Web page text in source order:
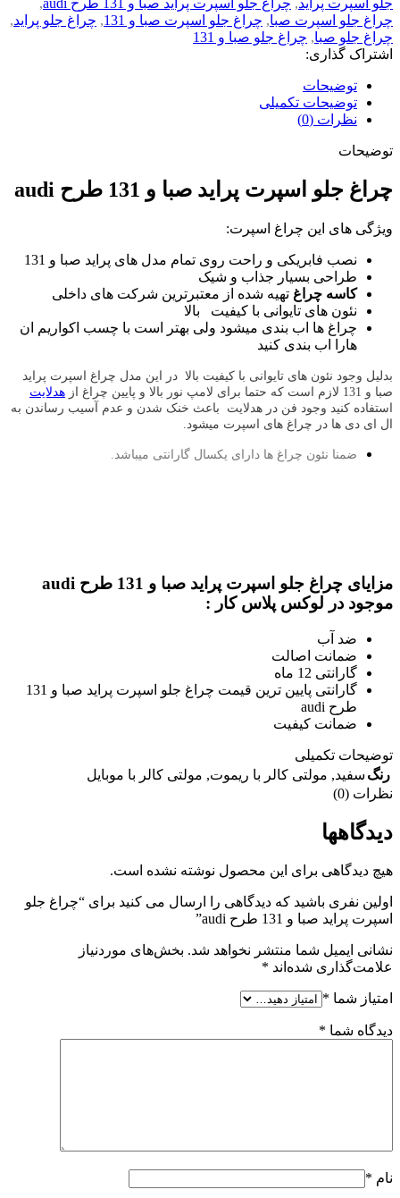
جلو اسپرت پراید, چراغ جلو اسپرت پراید صبا و 131 طرح audi
,
چراغ جلو اسپرت صبا, چراغ جلو اسپرت صبا و 131 , چراغ جلو پراید,
چراغ جلو صبا, چراغ جلو صبا و 131
اشتراک گذاری:
توضیحات
توضیحات تکمیلی
نظرات (0)
توضیحات
چراغ جلو اسپرت پراید صبا و 131 طرح audi
ویژگی های این چراغ اسپرت:
نصب فابریکی و راحت روی تمام مدل های پراید صبا و 131
طراحی بسیار جذاب و شیک
کاسه چراغ تهیه شده از معتبرترین شرکت های داخلی
نئون های تایوانی با کیفیت بالا
چراغ ها اب بندی میشود ولی بهتر است با چسب اکواریم ان
هارا اب بندی کنید
بدلیل وجود نئون های تایوانی با کیفیت بالا در این مدل چراغ اسپرت پراید
صبا و 131 لازم است که حتما برای لامپ نور بالا و پایین چراغ از
هدلایت
استفاده کنید وجود فن در هدلایت باعث خنک شدن و عدم آسیب رساندن به
ال ای دی ها در چراغ های اسپرت میشود.
ضمنا نئون چراغ ها دارای یکسال گارانتی میباشد.
مزایای چراغ جلو اسپرت پراید صبا و 131 طرح audi
موجود در لوکس پلاس کار :
ضد آب
ضمانت اصالت
گارانتی 12 ماه
گارانتی پایین ترین قیمت چراغ جلو اسپرت پراید صبا و 131
طرح audi
ضمانت کیفیت
توضیحات تکمیلی
رنگ سفید, مولتی کالر با ریموت, مولتی کالر با موبایل
نظرات (0)
دیدگاهها
هیچ دیدگاهی برای این محصول نوشته نشده است.
اولین نفری باشید که دیدگاهی را ارسال می کنید برای “چراغ جلو
اسپرت پراید صبا و 131 طرح audi”
نشانی ایمیل شما منتشر نخواهد شد. بخش‌های موردنیاز
علامت‌گذاری شده‌اند *
امتیاز شما *
دیدگاه شما *
نام *